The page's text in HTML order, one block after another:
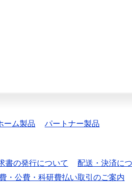
ーム製品 パートナー製品
書の発行について 配送・決済に
・公費・科研費払い取引のご案内